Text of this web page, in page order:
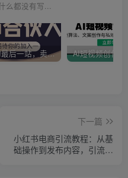
么都没有写...
网赚的最后一站，卖项目！做网赚顶级猎食者~
下一篇
小红书电商引流教程：从基
础操作到发布内容，引流技